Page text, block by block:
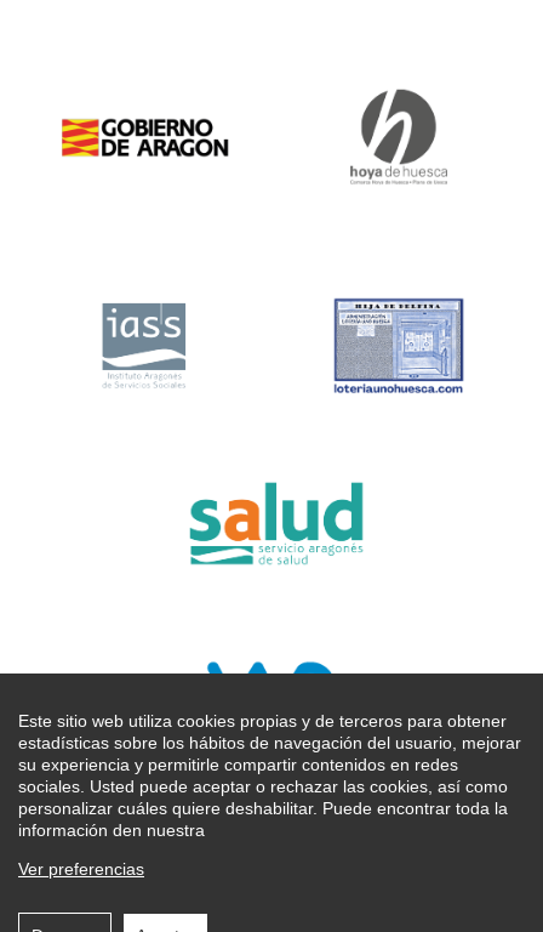
Este sitio web utiliza cookies propias y de terceros para obtener
estadísticas sobre los hábitos de navegación del usuario, mejorar
su experiencia y permitirle compartir contenidos en redes
sociales. Usted puede aceptar o rechazar las cookies, así como
personalizar cuáles quiere deshabilitar. Puede encontrar toda la
información den nuestra
Ver preferencias
ALCER Huesca:C/ José Antonio Llanas Almudevar nº 25 bajos
Tel.974 240 993 - 22004 HUESCA
19:00.
Ley de Transparencia